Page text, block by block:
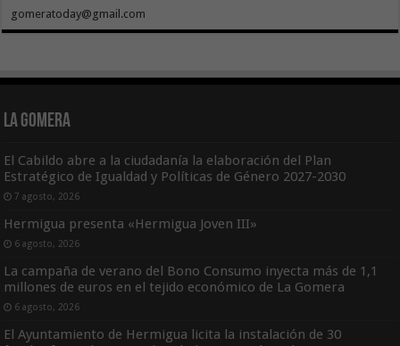
gomeratoday@gmail.com
La Gomera
El Cabildo abre a la ciudadanía la elaboración del Plan
Estratégico de Igualdad y Políticas de Género 2027-2030
7 agosto, 2026
Hermigua presenta «Hermigua Joven III»
6 agosto, 2026
La campaña de verano del Bono Consumo inyecta más de 1,1
millones de euros en el tejido económico de La Gomera
6 agosto, 2026
El Ayuntamiento de Hermigua licita la instalación de 30